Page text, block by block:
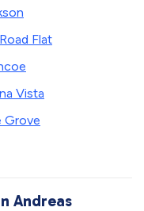
Flat
Vista
Grove
Andreas